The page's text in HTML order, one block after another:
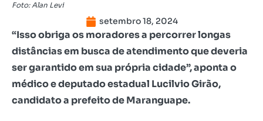
Foto: Alan Levi
setembro 18, 2024
“Isso obriga os moradores a percorrer longas
distâncias em busca de atendimento que deveria
ser garantido em sua própria cidade”, aponta o
médico e deputado estadual Lucilvio Girão,
candidato a prefeito de Maranguape.